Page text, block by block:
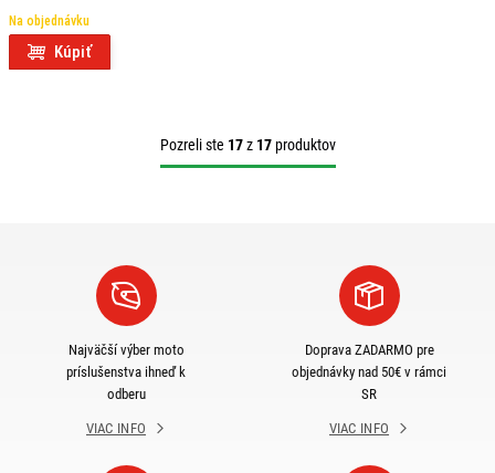
Na objednávku
Kúpiť
Pozreli ste 17z 17produktov
Najväčší výber moto
príslušenstva ihneď k
odberu
VIAC INFO
Doprava ZADARMO pre
objednávky nad 50€ v rámci
SR
VIAC INFO